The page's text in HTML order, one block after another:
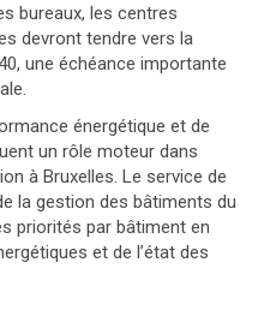
bureaux, les centres
devront tendre vers la
une échéance importante
énergétique et de
un rôle moteur dans
à Bruxelles. Le service de
la gestion des bâtiments du
priorités par bâtiment en
et de l’état des